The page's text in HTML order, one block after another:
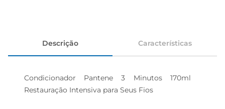
Descrição Características
Condicionador Pantene 3 Minutos 170ml
Restauração Intensiva para Seus Fios